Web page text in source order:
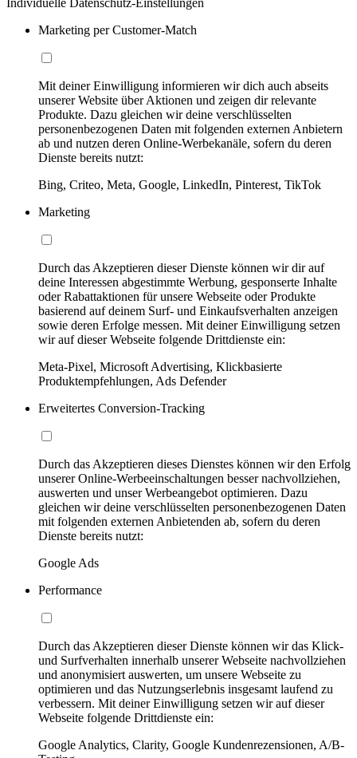
Marketing per Customer-Match
Mit deiner Einwilligung informieren wir dich auch abseits
unserer Website über Aktionen und zeigen dir relevante
Produkte. Dazu gleichen wir deine verschlüsselten
personenbezogenen Daten mit folgenden externen Anbietern
ab und nutzen deren Online-Werbekanäle, sofern du deren
Dienste bereits nutzt:
Bing, Criteo, Meta, Google, LinkedIn, Pinterest, TikTok
Marketing
Durch das Akzeptieren dieser Dienste können wir dir auf
deine Interessen abgestimmte Werbung, gesponserte Inhalte
oder Rabattaktionen für unsere Webseite oder Produkte
basierend auf deinem Surf- und Einkaufsverhalten anzeigen
sowie deren Erfolge messen. Mit deiner Einwilligung setzen
wir auf dieser Webseite folgende Drittdienste ein:
Meta-Pixel, Microsoft Advertising, Klickbasierte
Produktempfehlungen, Ads Defender
Erweitertes Conversion-Tracking
Durch das Akzeptieren dieses Dienstes können wir den Erfolg
unserer Online-Werbeeinschaltungen besser nachvollziehen,
auswerten und unser Werbeangebot optimieren. Dazu
gleichen wir deine verschlüsselten personenbezogenen Daten
mit folgenden externen Anbietenden ab, sofern du deren
Dienste bereits nutzt:
Google Ads
Performance
Durch das Akzeptieren dieser Dienste können wir das Klick-
und Surfverhalten innerhalb unserer Webseite nachvollziehen
und anonymisiert auswerten, um unsere Webseite zu
optimieren und das Nutzungserlebnis insgesamt laufend zu
verbessern. Mit deiner Einwilligung setzen wir auf dieser
Webseite folgende Drittdienste ein:
Google Analytics, Clarity, Google Kundenrezensionen, A/B-